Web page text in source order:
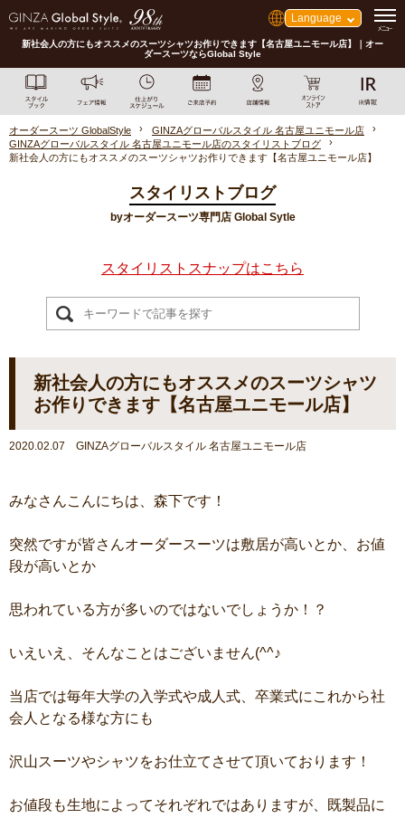
Language
新社会人の方にもオススメのスーツシャツお作りできます【名古屋ユニモール店】｜オー
ダースーツならGlobal Style
オーダースーツ GlobalStyle
GINZAグローバルスタイル 名古屋ユニモール店
GINZAグローバルスタイル 名古屋ユニモール店のスタイリストブログ
新社会人の方にもオススメのスーツシャツお作りできます【名古屋ユニモール店】
スタイリストブログ
byオーダースーツ専門店 Global Sytle
スタイリストスナップはこちら
新社会人の方にもオススメのスーツシャツ
お作りできます【名古屋ユニモール店】
2020.02.07 GINZAグローバルスタイル 名古屋ユニモール店
みなさんこんにちは、森下です！
突然ですが皆さんオーダースーツは敷居が高いとか、お値
段が高いとか
思われている方が多いのではないでしょうか！？
いえいえ、そんなことはございません(^^♪
当店では毎年大学の入学式や成人式、卒業式にこれから社
会人となる様な方にも
沢山スーツやシャツをお仕立てさせて頂いております！
お値段も生地によってそれぞれではありますが、既製品に